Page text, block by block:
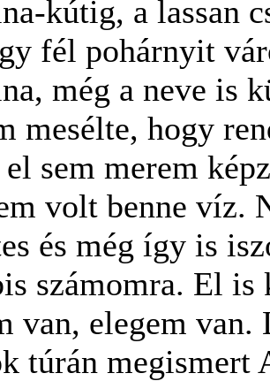
kútig, a lassan
fél pohárnyit
még a neve is
mesélte, hogy
sem merem
volt benne víz.
és még így is
számomra. El is
van, elegem
túrán megismert